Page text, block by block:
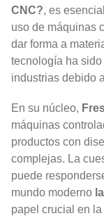
CNC?, es
uso de máquinas
dar forma a
tecnología ha
industrias debido
En su núcleo,
máquinas
productos con
complejas. La
puede
mundo moderno
papel crucial en